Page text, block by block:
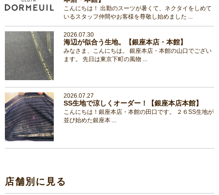
こんにちは！ 出勤のスーツが暑くて、ネクタイをしめて
いるスタッフ仲間やお客様を尊敬し始めました ...
2026.07.30
海辺が似合う生地。【銀座本店・本館】
みなさま、こんにちは。 銀座本店・本館の山口でござい
ます。 先日は東京下町の風物 ...
2026.07.27
SS生地で涼しくオーダー！【銀座本店本館】
こんにちは！銀座本店・本館の田口です。 ２６SS生地が
並び始めた銀座本 ...
店舗別に見る